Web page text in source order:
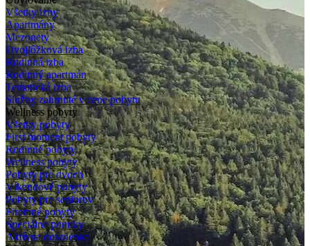
Všetky izby
Apartmány
Mezonety
Dvojlôžková izba
Rodinná izba
Rodinný apartmán
Tematická izba
Služby zahrnuté v cene pobytu
Wellness pobyty
Všetky pobyty
First moment pobyty
Rodinné pobyty
Wellness pobyty
Pobyty pre dvoch
Víkendové pobyty
Pobyty pre seniorov
Firemné pobyty
Špeciálne ponuky
Aktívna dovolenka